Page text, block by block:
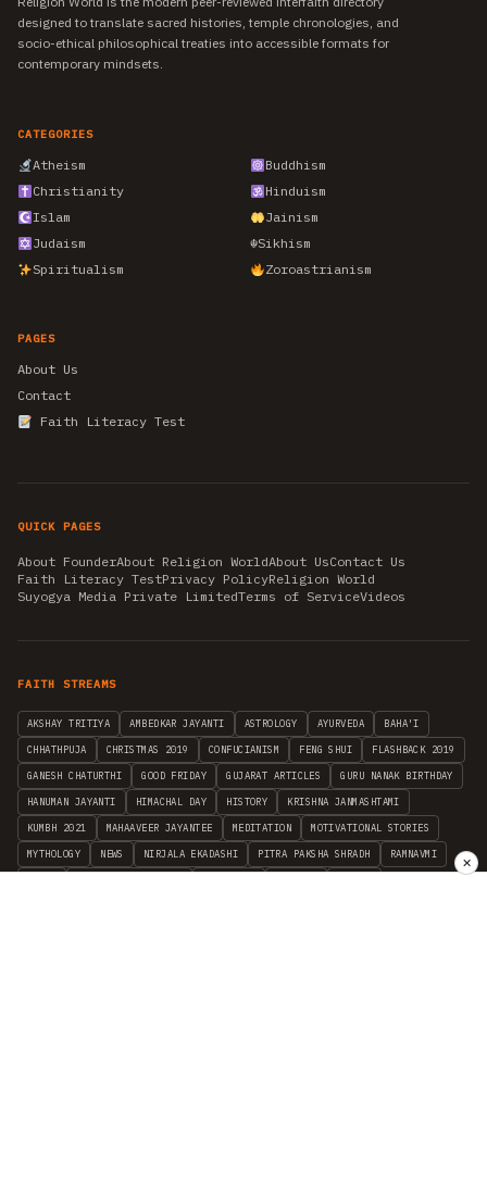
designed to translate sacred histories, temple chronologies, and
socio-ethical philosophical treaties into accessible formats for
contemporary mindsets.
CATEGORIES
Atheism
Buddhism
Christianity
Hinduism
Islam
Jainism
Judaism
☬Sikhism
Spiritualism
Zoroastrianism
PAGES
About Us
Contact
Faith Literacy Test
QUICK PAGES
About FounderAbout Religion WorldAbout UsContact Us
Faith Literacy TestPrivacy PolicyReligion World
Suyogya Media Private LimitedTerms of ServiceVideos
FAITH STREAMS
AKSHAY TRITIYA AMBEDKAR JAYANTI ASTROLOGY AYURVEDA BAHA'I
CHHATHPUJA CHRISTMAS 2019 CONFUCIANISM FENG SHUI FLASHBACK 2019
GANESH CHATURTHI GOOD FRIDAY GUJARAT ARTICLES GURU NANAK BIRTHDAY
HANUMAN JAYANTI HIMACHAL DAY HISTORY KRISHNA JANMASHTAMI
KUMBH 2021 MAHAAVEER JAYANTEE MEDITATION MOTIVATIONAL STORIES
MYTHOLOGY NEWS NIRJALA EKADASHI PITRA PAKSHA SHRADH RAMNAVMI
✕